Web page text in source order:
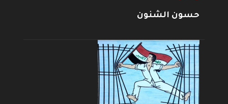
حسون الشنون